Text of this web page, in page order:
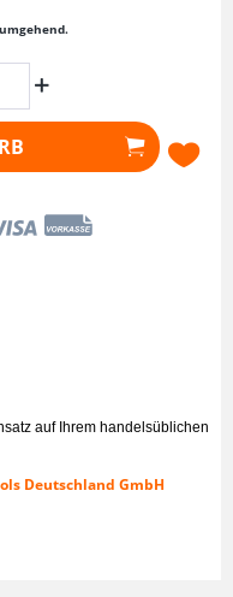
auf Ihrem handelsüblichen
Deutschland GmbH